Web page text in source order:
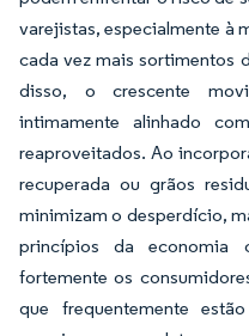
varejistas, especialmente à
cada vez mais sortimentos
disso, o crescente
intimamente alinhado
reaproveitados. Ao
recuperada ou grãos
minimizam o desperdício,
princípios da economia
fortemente os
que frequentemente